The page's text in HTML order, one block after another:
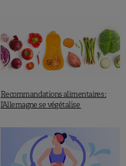
Recommandations alimentaires :
l’Allemagne se végétalise